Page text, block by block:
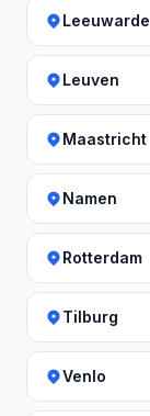
Leuven
Maastricht
Namen
Rotterdam
Tilburg
Venlo